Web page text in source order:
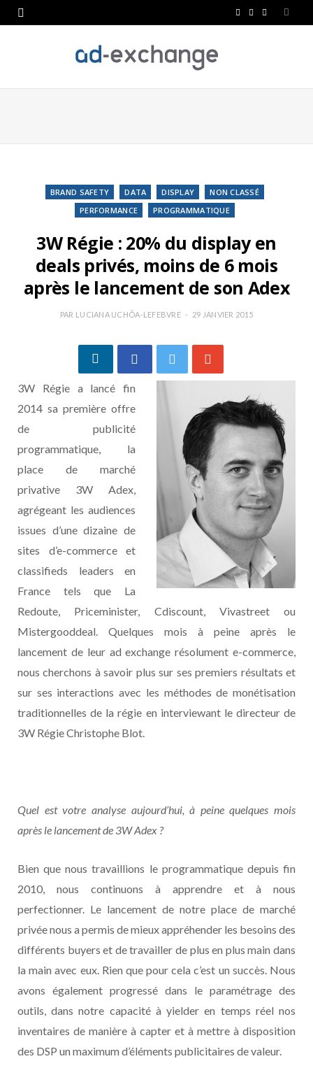
e
k
t k
BRAND SAFETY DATA DISPLAY
NON CLASSÉ
PERFORMANCE
PROGRAMMATIQUE
3W Régie : 20% du display en
deals privés, moins de 6 mois
après le lancement de son Adex
PAR LUCIANA UCHÔA-LEFEBVRE 29 JANVIER 2015
3W Régie a lancé fin
2014 sa première offre
de publicité
programmatique, la
place de marché
privative 3W Adex,
agrégeant les audiences
issues d’une dizaine de
sites d’e-commerce et
classifieds leaders en
France tels que La
Redoute, Priceminister, Cdiscount, Vivastreet ou
Mistergooddeal. Quelques mois à peine après le
lancement de leur ad exchange résolument e-commerce,
nous cherchons à savoir plus sur ses premiers résultats et
sur ses interactions avec les méthodes de monétisation
traditionnelles de la régie en interviewant le directeur de
3W Régie Christophe Blot.
Quel est votre analyse aujourd’hui, à peine quelques mois
après le lancement de 3W Adex ?
Bien que nous travaillions le programmatique depuis fin
2010, nous continuons à apprendre et à nous
perfectionner. Le lancement de notre place de marché
privée nous a permis de mieux appréhender les besoins des
différents buyers et de travailler de plus en plus main dans
la main avec eux. Rien que pour cela c’est un succès. Nous
avons également progressé dans le paramétrage des
outils, dans notre capacité à yielder en temps réel nos
inventaires de manière à capter et à mettre à disposition
des DSP un maximum d’éléments publicitaires de valeur.